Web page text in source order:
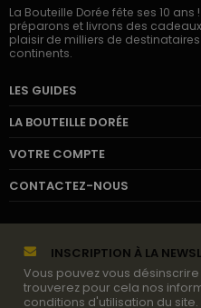
La Bouteille Dorée fête ses 10
préparons et livrons des
plaisir de milliers de destinataires
continents.
LES GUIDES
LA BOUTEILLE DORÉE
VOTRE COMPTE
CONTACTEZ-NOUS
INSCRIPTION À LA
Vous pouvez vous
trouverez pour cela nos
conditions d'utilisation du site.